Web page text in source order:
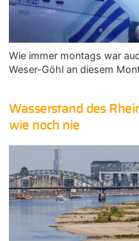
Wie immer montags war
Weser-Göhl an diesem
Wasserstand des
wie noch nie